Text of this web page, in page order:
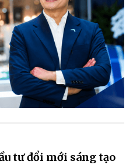
tư đổi mới sáng tạo